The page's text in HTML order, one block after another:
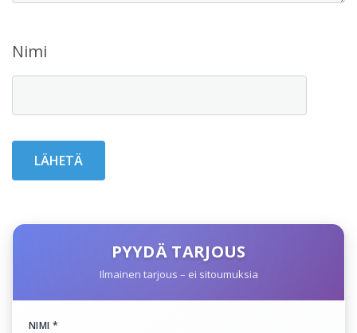
Nimi
PYYDÄ TARJOUS
Ilmainen tarjous – ei sitoumuksia
NIMI *